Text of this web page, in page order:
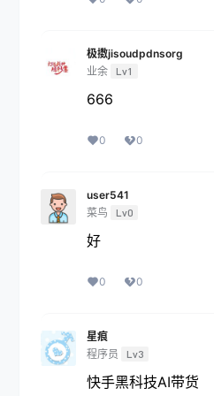
极擞jisoudpdnsorg
业余 Lv1
666
0 0
user541
菜鸟
Lv0
好
0 0
星痕
程序员
Lv3
快手黑科技AI带货